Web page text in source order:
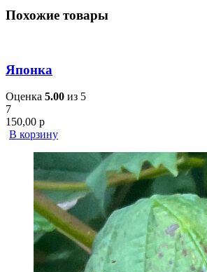
Похожие товары
Японка
Оценка 5.00 из 5
7
150,00 р
В корзину